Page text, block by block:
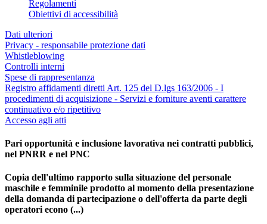
Regolamenti
Obiettivi di accessibilità
Dati ulteriori
Privacy - responsabile protezione dati
Whistleblowing
Controlli interni
Spese di rappresentanza
Registro affidamenti diretti Art. 125 del D.lgs 163/2006 - I
procedimenti di acquisizione - Servizi e forniture aventi carattere
continuativo e/o ripetitivo
Accesso agli atti
Pari opportunità e inclusione lavorativa nei contratti pubblici,
nel PNRR e nel PNC
Copia dell'ultimo rapporto sulla situazione del personale
maschile e femminile prodotto al momento della presentazione
della domanda di partecipazione o dell'offerta da parte degli
operatori econo (...)